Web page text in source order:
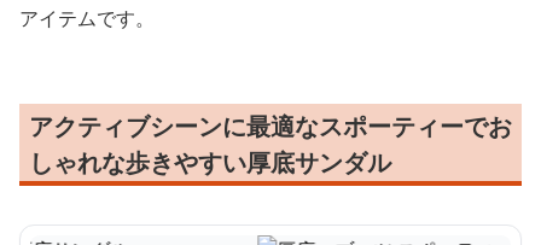
アイテムです。
アクティブシーンに最適なスポーティーでお
しゃれな歩きやすい厚底サンダル